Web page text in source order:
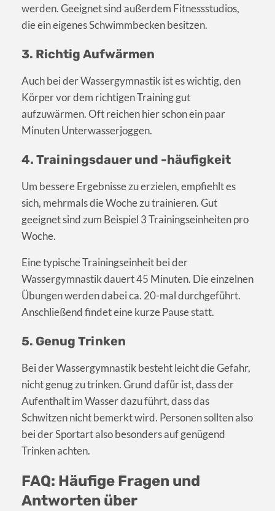
werden. Geeignet sind außerdem Fitnessstudios,
die ein eigenes Schwimmbecken besitzen.
3. Richtig Aufwärmen
Auch bei der Wassergymnastik ist es wichtig, den
Körper vor dem richtigen Training gut
aufzuwärmen. Oft reichen hier schon ein paar
Minuten Unterwasserjoggen.
4. Trainingsdauer und -häufigkeit
Um bessere Ergebnisse zu erzielen, empfiehlt es
sich, mehrmals die Woche zu trainieren. Gut
geeignet sind zum Beispiel 3 Trainingseinheiten pro
Woche.
Eine typische Trainingseinheit bei der
Wassergymnastik dauert 45 Minuten. Die einzelnen
Übungen werden dabei ca. 20-mal durchgeführt.
Anschließend findet eine kurze Pause statt.
5. Genug Trinken
Bei der Wassergymnastik besteht leicht die Gefahr,
nicht genug zu trinken. Grund dafür ist, dass der
Aufenthalt im Wasser dazu führt, dass das
Schwitzen nicht bemerkt wird. Personen sollten also
bei der Sportart also besonders auf genügend
Trinken achten.
FAQ: Häufige Fragen und
Antworten über